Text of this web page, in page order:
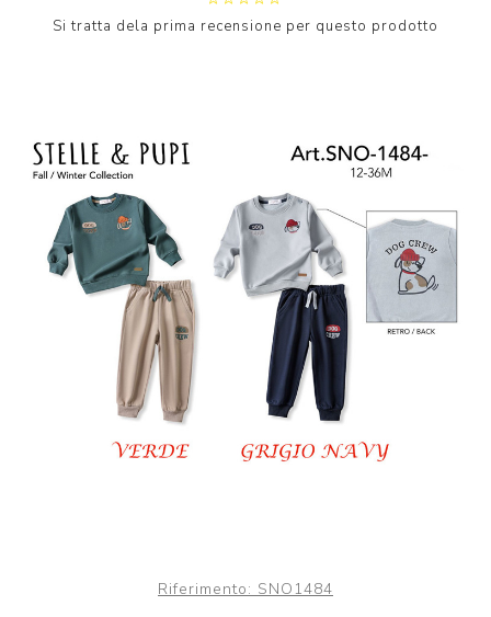
Si tratta dela prima recensione per questo prodotto
Riferimento: SNO1484